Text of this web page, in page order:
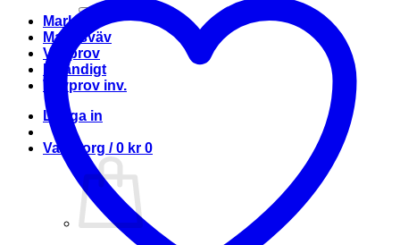
Markis
Markisväv
Vävprov
Invändigt
Vävprov inv.
Logga in
Varukorg /0 kr 0